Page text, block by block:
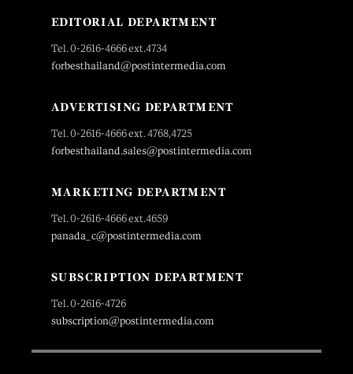
EDITORIAL DEPARTMENT
Tel. 0-2616-4666 ext.4734
forbesthailand@postintermedia.com
ADVERTISING DEPARTMENT
Tel. 0-2616-4666 ext. 4768,4725
forbesthailand.sales@postintermedia.com
MARKETING DEPARTMENT
Tel. 0-2616-4666 ext.4659
panada_c@postintermedia.com
SUBSCRIPTION DEPARTMENT
Tel. 0-2616-4726
subscription@postintermedia.com